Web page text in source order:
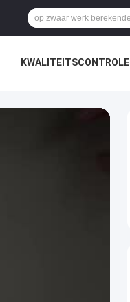
KWALITEITSCONTROLE